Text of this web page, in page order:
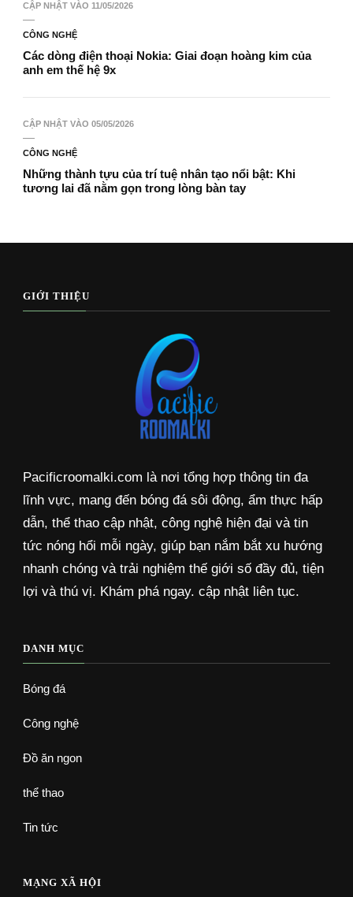
CẬP NHẬT VÀO 11/05/2026
CÔNG NGHỆ
Các dòng điện thoại Nokia: Giai đoạn hoàng kim của
anh em thế hệ 9x
CẬP NHẬT VÀO 05/05/2026
CÔNG NGHỆ
Những thành tựu của trí tuệ nhân tạo nổi bật: Khi
tương lai đã nằm gọn trong lòng bàn tay
GIỚI THIỆU
Pacificroomalki.com là nơi tổng hợp thông tin đa
lĩnh vực, mang đến bóng đá sôi động, ẩm thực hấp
dẫn, thể thao cập nhật, công nghệ hiện đại và tin
tức nóng hổi mỗi ngày, giúp bạn nắm bắt xu hướng
nhanh chóng và trải nghiệm thế giới số đầy đủ, tiện
lợi và thú vị. Khám phá ngay. cập nhật liên tục.
DANH MỤC
Bóng đá
Công nghệ
Đồ ăn ngon
thể thao
Tin tức
MẠNG XÃ HỘI